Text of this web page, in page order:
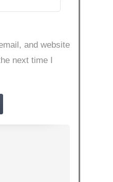
and website
next time I